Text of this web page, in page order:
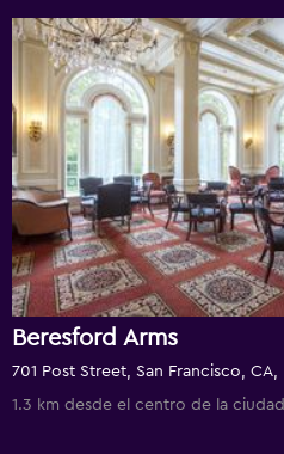
Beresford Arms
1.3 km desde el centro de la ciudad